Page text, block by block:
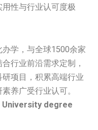
性与行业认可度极
学，与全球1500余家
行业前沿需求定制，
项目，积累高端行业
养广受行业认可。
University degree